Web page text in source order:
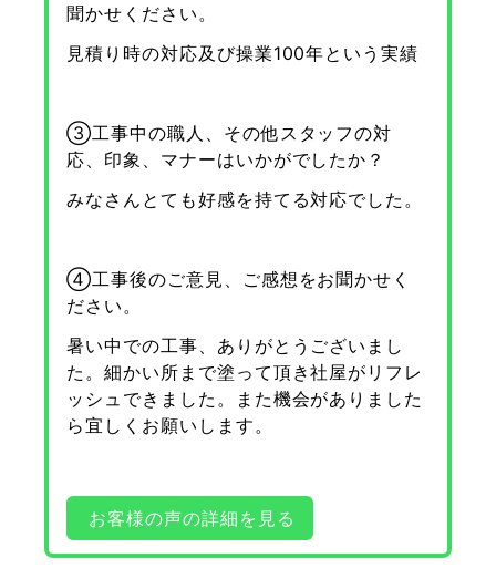
聞かせください。
見積り時の対応及び操業100年という実績
③工事中の職人、その他スタッフの対
応、印象、マナーはいかがでしたか？
みなさんとても好感を持てる対応でした。
④工事後のご意見、ご感想をお聞かせく
ださい。
暑い中での工事、ありがとうございまし
た。細かい所まで塗って頂き社屋がリフレ
ッシュできました。また機会がありました
ら宜しくお願いします。
お客様の声の詳細を見る